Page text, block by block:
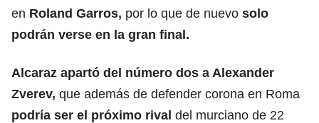
en Roland Garros, por lo que de nuevo solo
podrán verse en la gran final.
Alcaraz apartó del número dos a Alexander
Zverev, que además de defender corona en Roma
podría ser el próximo rival del murciano de 22